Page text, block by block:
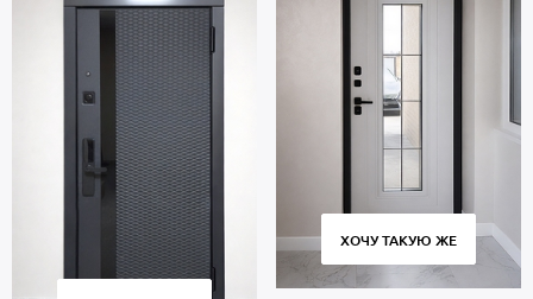
ХОЧУ ТАКУЮ ЖЕ